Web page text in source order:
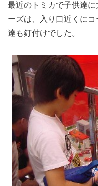
最近のトミカで子供達
ーズは、入り口近くに
達も釘付けでした。